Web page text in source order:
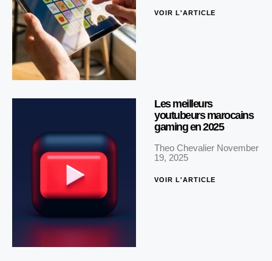
VOIR L'ARTICLE
Les meilleurs
youtubeurs marocains
gaming en 2025
Theo Chevalier November
19, 2025
VOIR L'ARTICLE